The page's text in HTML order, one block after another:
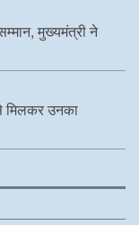
सम्मान, मुख्यमंत्री ने
मिलकर उनका